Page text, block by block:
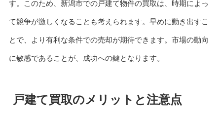
す。このため、新潟市での戸建て物件の買取は、時期によっ
て競争が激しくなることも考えられます。早めに動き出すこ
とで、より有利な条件での売却が期待できます。市場の動向
に敏感であることが、成功への鍵となります。
戸建て買取のメリットと注意点